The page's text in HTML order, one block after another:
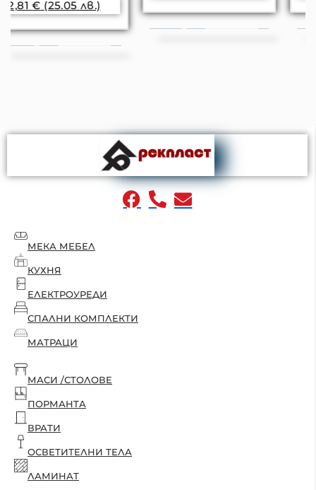
МЕКА МЕБЕЛ
КУХНЯ
ЕЛЕКТРОУРЕДИ
СПАЛНИ КОМПЛЕКТИ
МАТРАЦИ
МАСИ /СТОЛОВЕ
ПОРМАНТА
ВРАТИ
ОСВЕТИТЕЛНИ ТЕЛА
ЛАМИНАТ